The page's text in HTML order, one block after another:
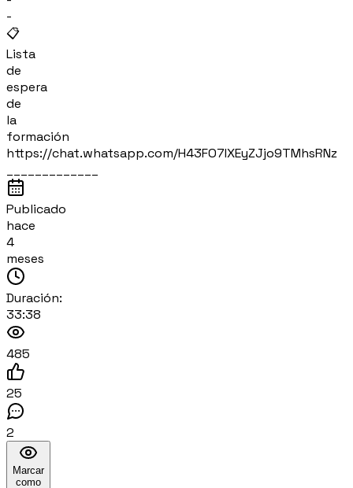
-
📋
Lista
de
espera
de
la
formación
https://chat.whatsapp.com/H43FO7IXEyZJjo9TMhsRNz
Publicado
hace
4
meses
Duración:
33:38
485
25
2
Marcar
como